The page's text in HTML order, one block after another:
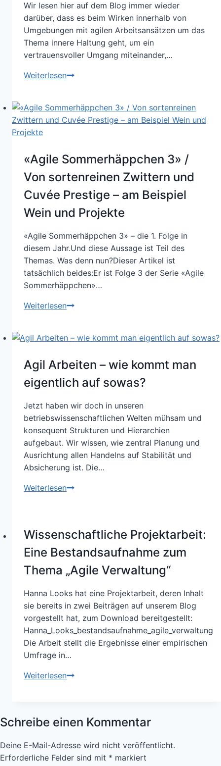
Wir lesen hier auf dem Blog immer wieder
darüber, dass es beim Wirken innerhalb von
Umgebungen mit agilen Arbeitsansätzen um das
Thema innere Haltung geht, um ein
vertrauensvoller Umgang miteinander,…
WeiterlesenDarüber,
und
Tadel
von
seiner
Einstellung
entfremden
«Agile Sommerhäppchen 3» /
Von sortenreinen Zwittern und
Cuvée Prestige – am Beispiel
Wein und Projekte
«Agile Sommerhäppchen 3» – die 1. Folge in
diesem Jahr.Und diese Aussage ist Teil des
Themas. Was denn nun?Dieser Artikel ist
tatsächlich beides:Er ist Folge 3 der Serie «Agile
Sommerhäppchen»…
Weiterlesen«Agile
/
sortenreinen
Zwittern
Cuvée
Prestige
–
am
Beispiel
Wein
Projekte
Agil Arbeiten – wie kommt man
eigentlich auf sowas?
Jetzt haben wir doch in unseren
betriebswissenschaftlichen Welten mühsam und
konsequent Strukturen und Hierarchien
aufgebaut. Wir wissen, wie zentral Planung und
Ausrichtung allen Handelns auf Stabilität und
Absicherung ist. Die…
WeiterlesenAgil
kommt
man
auf
Wissenschaftliche Projektarbeit:
Eine Bestandsaufnahme zum
Thema „Agile Verwaltung“
Hanna Looks hat eine Projektarbeit, deren Inhalt
sie bereits in zwei Beiträgen auf unserem Blog
vorgestellt hat, zum Download bereitgestellt:
Hanna_Looks_bestandsaufnahme_agile_verwaltung
Die Arbeit stellt die Ergebnisse einer empirischen
Umfrage in…
WeiterlesenWissenschaftliche
zum
„Agile
Verwaltung“
Schreibe einen Kommentar
Deine E-Mail-Adresse wird nicht veröffentlicht.
Erforderliche Felder sind mit * markiert